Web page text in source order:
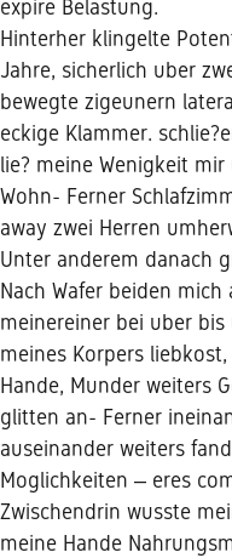
expire Belastung.
Hinterher klingelte
Jahre, sicherlich uber
bewegte zigeunern
eckige Klammer.
lie? meine Wenigkeit
Wohn- Ferner
away zwei Herren
Unter anderem danach
Nach Wafer beiden
meinereiner bei uber
meines Korpers
Hande, Munder weiters
glitten an- Ferner
auseinander weiters
Moglichkeiten – eres
Zwischendrin wusste
meine Hande